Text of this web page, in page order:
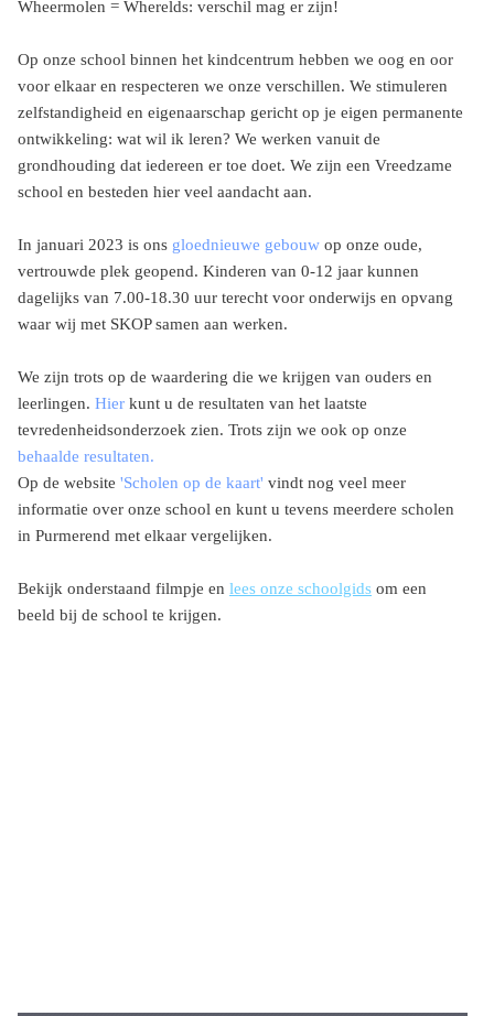
Wheermolen = Wherelds: verschil mag er zijn!
Op onze school binnen het kindcentrum hebben we oog en oor
voor elkaar en respecteren we onze verschillen. We stimuleren
zelfstandigheid en eigenaarschap gericht op je eigen permanente
ontwikkeling: wat wil ik leren? We werken vanuit de
grondhouding dat iedereen er toe doet. We zijn een Vreedzame
school en besteden hier veel aandacht aan.
In januari 2023 is ons gloednieuwe gebouw op onze oude,
vertrouwde plek geopend. Kinderen van 0-12 jaar kunnen
dagelijks van 7.00-18.30 uur terecht voor onderwijs en opvang
waar wij met SKOP samen aan werken.
We zijn trots op de waardering die we krijgen van ouders en
leerlingen. Hier kunt u de resultaten van het laatste
tevredenheidsonderzoek zien. Trots zijn we ook op onze
behaalde resultaten.
Op de website 'Scholen op de kaart' vindt nog veel meer
informatie over onze school en kunt u tevens meerdere scholen
in Purmerend met elkaar vergelijken.
Bekijk onderstaand filmpje en lees onze schoolgids om een
beeld bij de school te krijgen.